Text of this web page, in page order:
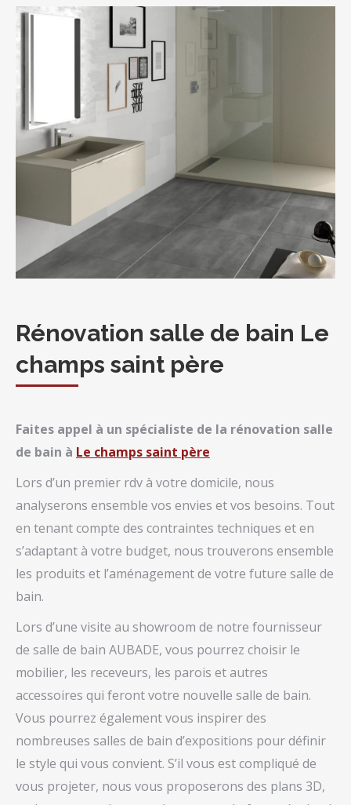
Rénovation salle de bain Le
champs saint père
Faites appel à un spécialiste de la rénovation salle
de bain à Le champs saint père
Lors d’un premier rdv à votre domicile, nous
analyserons ensemble vos envies et vos besoins. Tout
en tenant compte des contraintes techniques et en
s’adaptant à votre budget, nous trouverons ensemble
les produits et l’aménagement de votre future salle de
bain.
Lors d’une visite au showroom de notre fournisseur
de salle de bain AUBADE, vous pourrez choisir le
mobilier, les receveurs, les parois et autres
accessoires qui feront votre nouvelle salle de bain.
Vous pourrez également vous inspirer des
nombreuses salles de bain d’expositions pour définir
le style qui vous convient. S’il vous est compliqué de
vous projeter, nous vous proposerons des plans 3D,